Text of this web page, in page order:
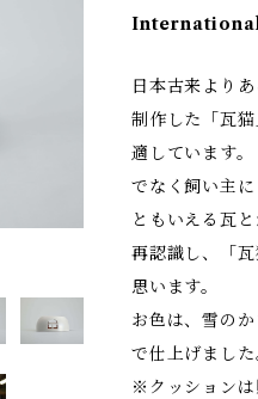
日本古来より
制作した「瓦
適しています
でなく飼い主
ともいえる瓦
再認識し、「
思います。
お色は、雪の
で仕上げました
※クッションは